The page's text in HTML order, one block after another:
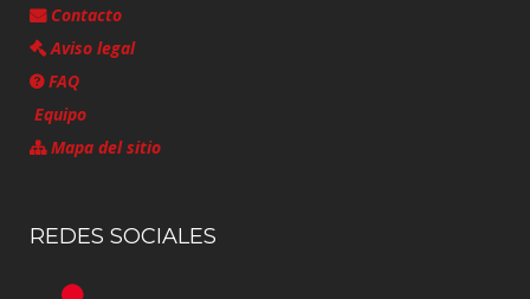
Contacto
Aviso legal
FAQ
Equipo
Mapa del sitio
REDES SOCIALES